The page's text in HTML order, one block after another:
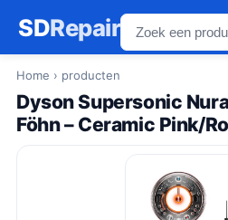
SDRepair
Home › producten
Dyson Supersonic
Föhn – Ceramic Pink/